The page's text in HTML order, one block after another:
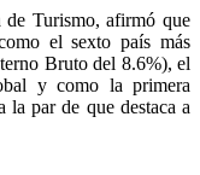
de Turismo, afirmó que
el sexto país más
Bruto del 8.6%), el
y como la primera
la par de que destaca a